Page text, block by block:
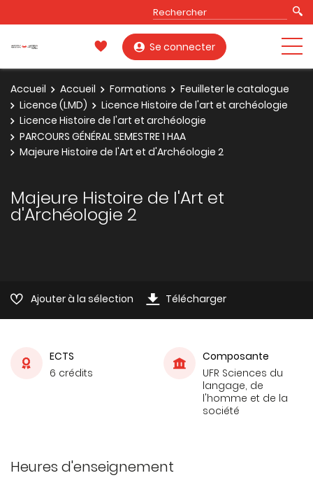
Se connecter
Accueil Accueil Formations
Feuilleter le catalogue
Licence (LMD)
Licence Histoire de l'art et archéologie
Licence Histoire de l'art et archéologie
PARCOURS GÉNÉRAL SEMESTRE 1 HAA
Majeure Histoire de l'Art et d'Archéologie 2
Majeure Histoire de l'Art et
d'Archéologie 2
Ajouter à la sélection Télécharger
ECTS
6 crédits
Composante
UFR Sciences du
langage, de
l'homme et de la
société
Heures d'enseignement